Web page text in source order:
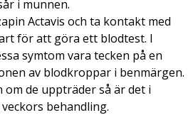
i munnen.
Actavis och ta kontakt med
för att göra ett blodtest. I
symtom vara tecken på en
av blodkroppar i benmärgen.
om de uppträder så är det i
behandling.